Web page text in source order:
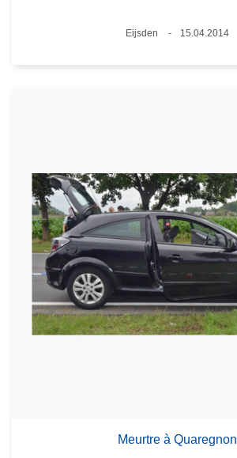
Standort
Eijsden
15.04.2014
Meurtre à Quaregnon